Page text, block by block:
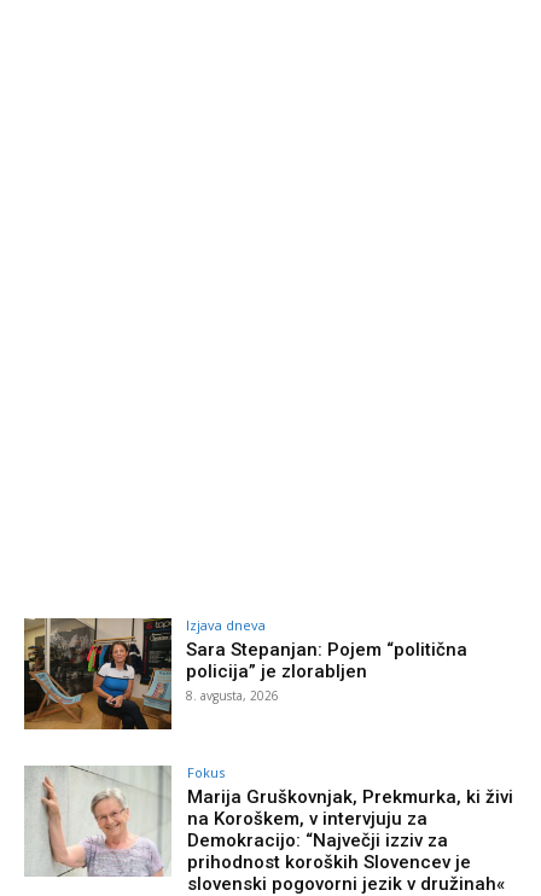
Izjava dneva
Sara Stepanjan: Pojem “politična
policija” je zlorabljen
8. avgusta, 2026
Fokus
Marija Gruškovnjak, Prekmurka, ki živi
na Koroškem, v intervjuju za
Demokracijo: “Največji izziv za
prihodnost koroških Slovencev je
slovenski pogovorni jezik v družinah«